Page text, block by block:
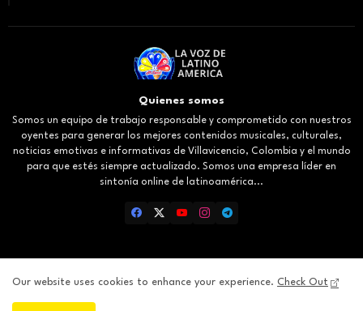
Quienes somos
Somos un equipo de trabajo responsable y comprometido con nuestros
oyentes para generar los mejores contenidos musicales, culturales,
noticias emotivas e informativas de Villavicencio, Colombia y el mundo
para que estés siempre actualizado. Somos una empresa líder en
sintonía online de latinoamérica...
Inicio About Contact us Privacy Policy
Our website uses cookies to enhance your experience. Check Out